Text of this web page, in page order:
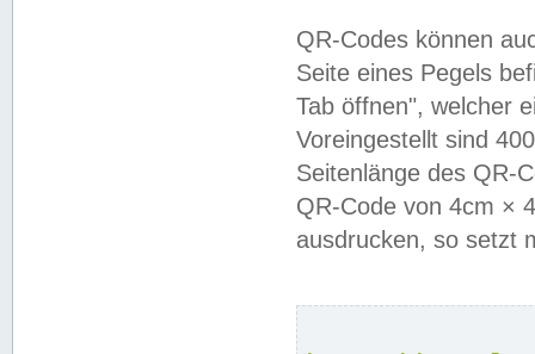
QR-Codes können
Seite eines Pegels
Tab öffnen", welcher
Voreingestellt sind
Seitenlänge des QR-
QR-Code von 4cm ×
ausdrucken, so setzt